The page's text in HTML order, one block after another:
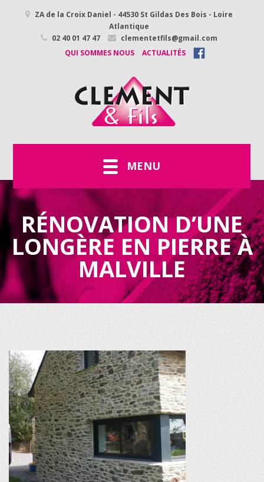
ZA de la Croix Daniel - 44530 St Gildas Des Bois - Loire
Atlantique
02 40 01 47 47
clementetfils@gmail.com
QUI SOMMES NOUS
ACTUALITÉS
MENU
RÉNOVATION D’UNE
LONGÈRE EN PIERRE À
MALVILLE